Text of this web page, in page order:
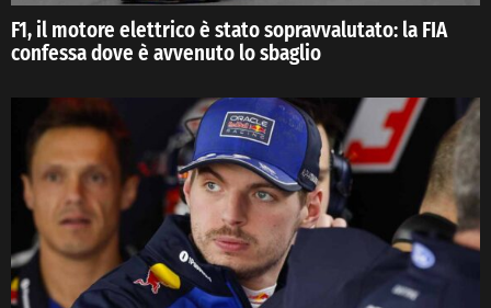
F1, il motore elettrico è stato sopravvalutato: la FIA
confessa dove è avvenuto lo sbaglio